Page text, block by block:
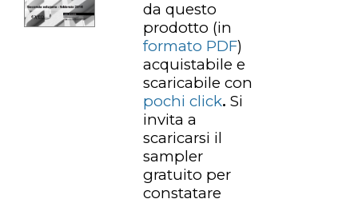
da questo
prodotto (in
formato PDF)
acquistabile e
scaricabile con
pochi click. Si
invita a
scaricarsi il
sampler
gratuito per
constatare